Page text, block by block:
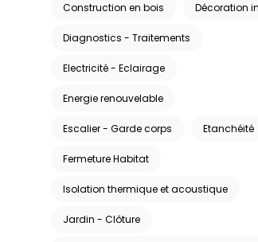
Construction en bois Décoration
Diagnostics - Traitements
Electricité - Eclairage
Energie renouvelable
Escalier - Garde corps Etanchéité
Fermeture Habitat
Isolation thermique et acoustique
Jardin - Clôture